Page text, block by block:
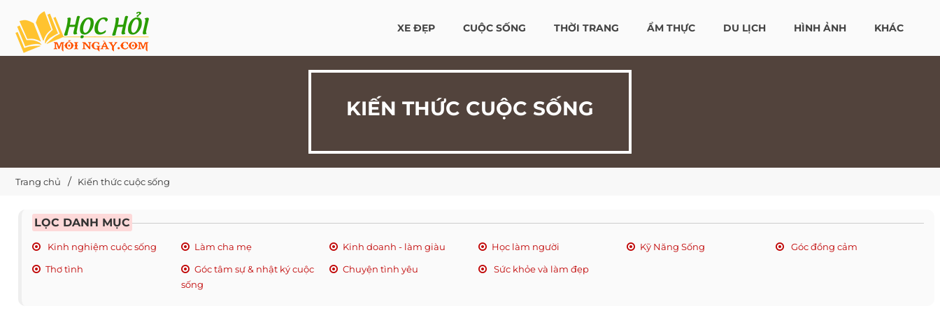
XE ĐẸP CUỘC SỐNG THỜI TRANG ẨM THỰC DU LỊCH HÌNH ẢNH KHÁC
KIẾN THỨC CUỘC SỐNG
Trang chủ Kiến thức cuộc sống
LỌC DANH MỤC
Kinh nghiệm cuộc sống Làm cha mẹ Kinh doanh - làm giàu Học làm người Kỹ Năng Sống
Góc đồng cảm
Thơ tình
Góc tâm sự & nhật ký cuộc
sống
Chuyện tình yêu Sức khỏe và làm đẹp